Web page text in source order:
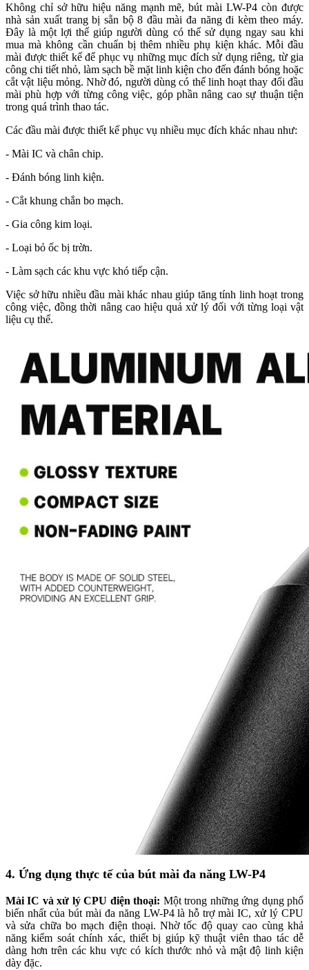
Không chỉ sở hữu hiệu năng mạnh mẽ, bút mài LW-P4 còn được
nhà sản xuất trang bị sẵn bộ 8 đầu mài đa năng đi kèm theo máy.
Đây là một lợi thế giúp người dùng có thể sử dụng ngay sau khi
mua mà không cần chuẩn bị thêm nhiều phụ kiện khác. Mỗi đầu
mài được thiết kế để phục vụ những mục đích sử dụng riêng, từ gia
công chi tiết nhỏ, làm sạch bề mặt linh kiện cho đến đánh bóng hoặc
cắt vật liệu mỏng. Nhờ đó, người dùng có thể linh hoạt thay đổi đầu
mài phù hợp với từng công việc, góp phần nâng cao sự thuận tiện
trong quá trình thao tác.
Các đầu mài được thiết kế phục vụ nhiều mục đích khác nhau như:
- Mài IC và chân chip.
- Đánh bóng linh kiện.
- Cắt khung chắn bo mạch.
- Gia công kim loại.
- Loại bỏ ốc bị trờn.
- Làm sạch các khu vực khó tiếp cận.
Việc sở hữu nhiều đầu mài khác nhau giúp tăng tính linh hoạt trong
công việc, đồng thời nâng cao hiệu quả xử lý đối với từng loại vật
liệu cụ thể.
4. Ứng dụng thực tế của bút mài đa năng LW-P4
Mài IC và xử lý CPU điện thoại: Một trong những ứng dụng phổ
biến nhất của bút mài đa năng LW-P4 là hỗ trợ mài IC, xử lý CPU
và sửa chữa bo mạch điện thoại. Nhờ tốc độ quay cao cùng khả
năng kiểm soát chính xác, thiết bị giúp kỹ thuật viên thao tác dễ
dàng hơn trên các khu vực có kích thước nhỏ và mật độ linh kiện
dày đặc.